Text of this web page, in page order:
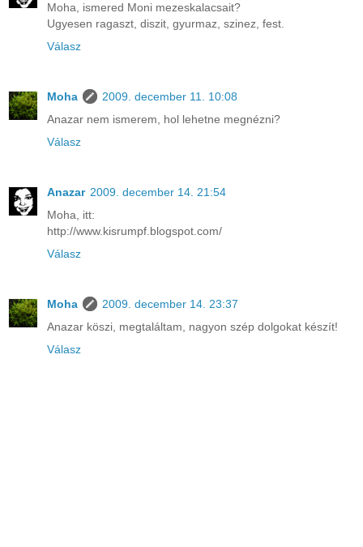
Moha, ismered Moni mezeskalacsait?
Ugyesen ragaszt, diszit, gyurmaz, szinez, fest.
Válasz
Moha
2009. december 11. 10:08
Anazar nem ismerem, hol lehetne megnézni?
Válasz
Anazar 2009. december 14. 21:54
Moha, itt:
http://www.kisrumpf.blogspot.com/
Válasz
Moha
2009. december 14. 23:37
Anazar köszi, megtaláltam, nagyon szép dolgokat készít!
Válasz